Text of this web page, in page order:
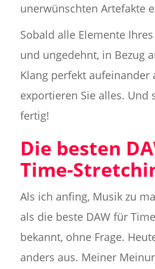
unerwünschten Artefakte
Sobald alle Elemente
und ungedehnt, in Bezug
Klang perfekt aufeinander
exportieren Sie alles. Und
fertig!
Die besten
Time-
Als ich anfing, Musik zu
als die beste DAW für
bekannt, ohne Frage.
anders aus. Meiner